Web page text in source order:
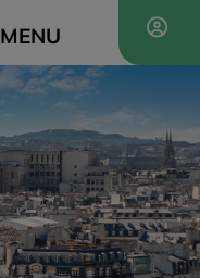
MENU